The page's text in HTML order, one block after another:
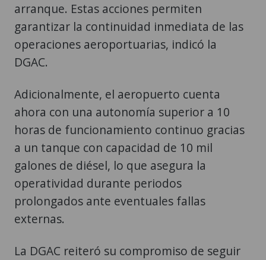
arranque. Estas acciones permiten
garantizar la continuidad inmediata de las
operaciones aeroportuarias, indicó la
DGAC.
Adicionalmente, el aeropuerto cuenta
ahora con una autonomía superior a 10
horas de funcionamiento continuo gracias
a un tanque con capacidad de 10 mil
galones de diésel, lo que asegura la
operatividad durante periodos
prolongados ante eventuales fallas
externas.
La DGAC reiteró su compromiso de seguir